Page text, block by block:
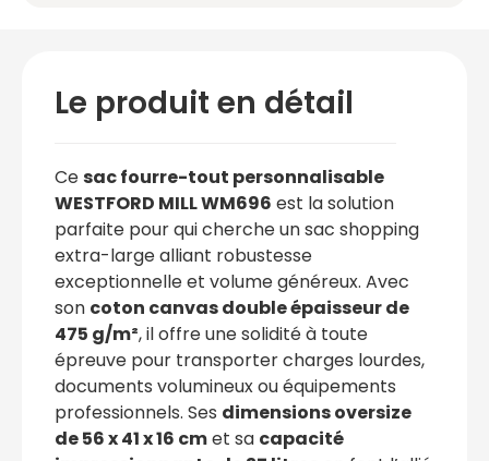
Le produit en détail
Cesac fourre-tout personnalisable
WESTFORD MILL WM696 est la solution
parfaite pour qui cherche un sac shopping
extra-large alliant robustesse
exceptionnelle et volume généreux. Avec
son coton canvas double épaisseur de
475 g/m², il offre une solidité à toute
épreuve pour transporter charges lourdes,
documents volumineux ou équipements
professionnels. Ses dimensions oversize
de 56 x 41 x 16 cmet sa capacité